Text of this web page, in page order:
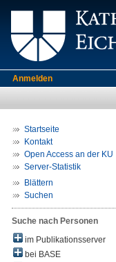
Anmelden
Startseite
Kontakt
Open Access an der KU
Server-Statistik
Blättern
Suchen
Suche nach Personen
im Publikationsserver
bei BASE